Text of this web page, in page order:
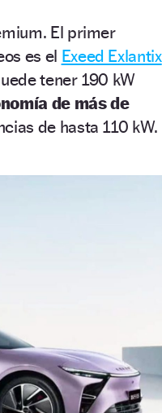
El primer
es el Exeed Exlantix
tener 190 kW
de más de
de hasta 110 kW.